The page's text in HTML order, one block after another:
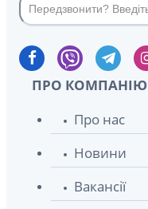
ПРО КОМПАНІЮ
Про нас
Новини
Вакансії